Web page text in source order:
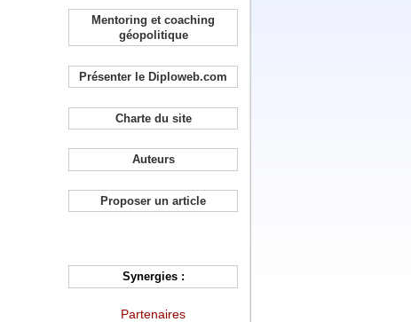
Mentoring et coaching
géopolitique
Présenter le Diploweb.com
Charte du site
Auteurs
Proposer un article
Synergies :
Partenaires